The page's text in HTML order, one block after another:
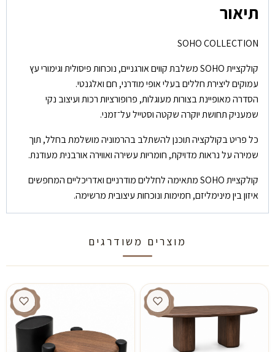
תיאור
SOHO COLLECTION
קולקציית SOHO משלבת קווים אורגניים, נוכחות פיסולית וגימורי עץ
עמוקים ליצירת חללים בעלי אופי מודרני, חם ואלגנטי.
הסדרה מאופיינת בצורות מעוגלות, פרופורציות רכות ועיצוב נקי
שמעניק תחושת יוקרה שקטה וסטייל על־זמני.
כל פריט בקולקציה תוכנן להשתלב בהרמוניה מושלמת בחלל, תוך
שמירה על נראות מדויקת, חומריות עשירה ואווירה אורבנית מעודנת.
קולקציית SOHO מתאימה לחללים מודרניים ואדריכליים המחפשים
איזון בין מינימליזם, חמימות ונוכחות עיצובית מרשימה.
מוצרים משודרגים